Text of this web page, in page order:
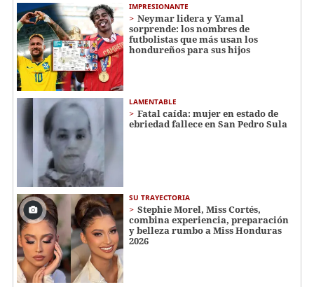
IMPRESIONANTE
Neymar lidera y Yamal
sorprende: los nombres de
futbolistas que más usan los
hondureños para sus hijos
LAMENTABLE
Fatal caída: mujer en estado de
ebriedad fallece en San Pedro Sula
SU TRAYECTORIA
Stephie Morel, Miss Cortés,
combina experiencia, preparación
y belleza rumbo a Miss Honduras
2026